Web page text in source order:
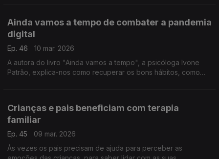
Ainda vamos a tempo de combater a pandemia
digital
Ep. 46
10 mar. 2026
A autora do livro "Ainda vamos a tempo", a psicóloga Ivone
Patrão, explica-nos como recuperar os bons hábitos, como
Crianças e pais beneficiam com terapia
familiar
Ep. 45
09 mar. 2026
Às vezes os pais precisam de ajuda para perceber as